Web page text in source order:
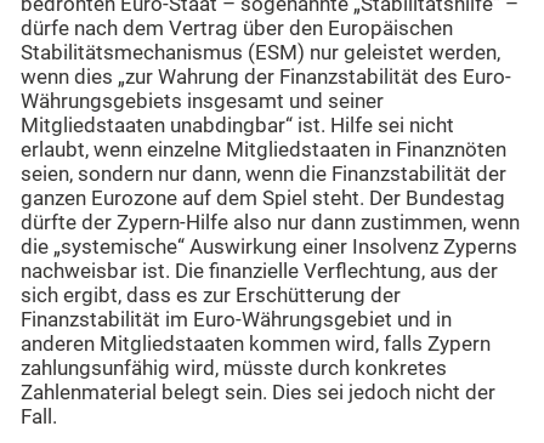
dürfe nach dem Vertrag über den Europäischen
Stabilitätsmechanismus (ESM) nur geleistet werden,
wenn dies „zur Wahrung der Finanzstabilität des Euro-
Währungsgebiets insgesamt und seiner
Mitgliedstaaten unabdingbar“ ist. Hilfe sei nicht
erlaubt, wenn einzelne Mitgliedstaaten in Finanznöten
seien, sondern nur dann, wenn die Finanzstabilität der
ganzen Eurozone auf dem Spiel steht. Der Bundestag
dürfte der Zypern-Hilfe also nur dann zustimmen, wenn
die „systemische“ Auswirkung einer Insolvenz Zyperns
nachweisbar ist. Die finanzielle Verflechtung, aus der
sich ergibt, dass es zur Erschütterung der
Finanzstabilität im Euro-Währungsgebiet und in
anderen Mitgliedstaaten kommen wird, falls Zypern
zahlungsunfähig wird, müsste durch konkretes
Zahlenmaterial belegt sein. Dies sei jedoch nicht der
Fall.